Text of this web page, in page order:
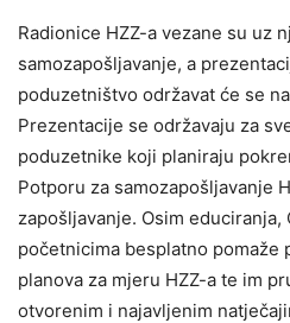
Radionice HZZ-a vezane su uz
samozapošljavanje, a
poduzetništvo održavat će se
Prezentacije se održavaju za
poduzetnike koji planiraju
Potporu za samozapošljavanje
zapošljavanje. Osim
početnicima besplatno pomaže
planova za mjeru HZZ-a te im
otvorenim i najavljenim